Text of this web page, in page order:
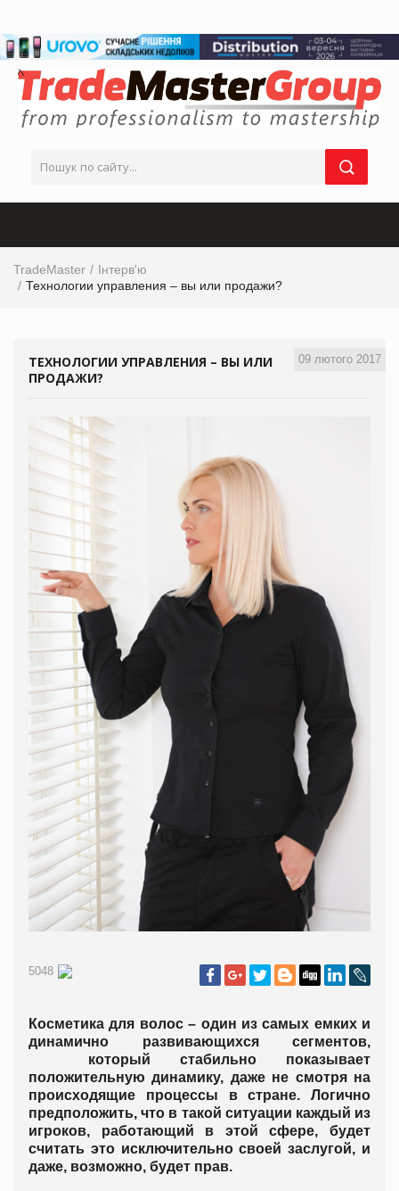
TradeMaster
Інтерв'ю
Технологии управления – вы или продажи?
09 лютого 2017
ТЕХНОЛОГИИ УПРАВЛЕНИЯ – ВЫ ИЛИ
ПРОДАЖИ?
5048
Косметика для волос – один из самых емких и
динамично развивающихся сегментов,
который стабильно показывает
положительную динамику, даже не смотря на
происходящие процессы в стране. Логично
предположить, что в такой ситуации каждый из
игроков, работающий в этой сфере, будет
считать это исключительно своей заслугой, и
даже, возможно, будет прав.